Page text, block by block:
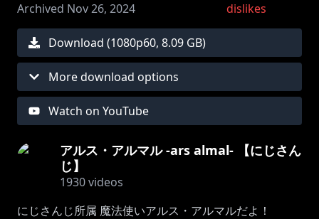
Archived Nov 26, 2024
dislikes
Download (1080p60, 8.09 GB)
More download options
Watch on YouTube
アルス・アルマル -ars almal- 【にじさん
じ】
1930videos
にじさんじ所属 魔法使いアルス・アルマルだよ！